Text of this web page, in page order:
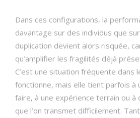
Dans ces configurations, la
davantage sur des individus que
duplication devient alors risquée,
qu’amplifier les fragilités déjà
C’est une situation fréquente dans
fonctionne, mais elle tient parfois à
faire, à une expérience terrain ou à
que l’on transmet difficilement.